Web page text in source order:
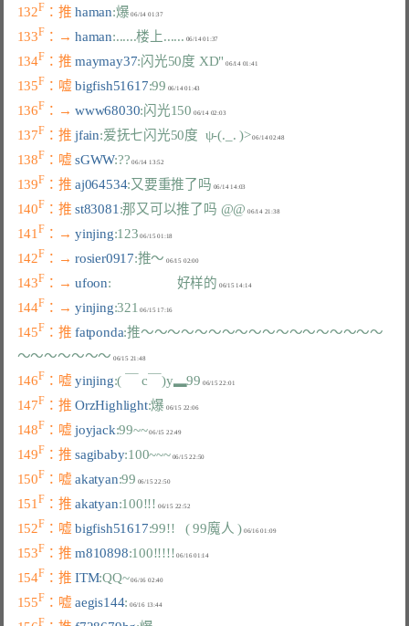
132F ：推 haman:爆 06/14 01:37
133F ：→ haman:......楼上......
134F ：推 maymay37:闪光50度 XD"
135F ：嘘 bigfish51617:99
136F ：→ www68030:闪光150 06/14 02:03
137F ：推 jfain:爱抚七闪光50度  ψ-(._. )>
138F ：嘘 sGWW:??
139F ：推 aj064534:又要重推了吗
140F ：推 st83081 :那又可以推了吗 @@ 06/14 21:38
141 F ：→ yinjing:123
142F ：→ rosier0917:推～ 06/15 02:00
143F ：→ ufoon:                   好样的 06/15 14:14
144F ：→ yinjing:321
145F ：推 fatponda:推～～～～～～～～～～～～～～～～～～
～～～～～～～
06/15 21:48
146F ：嘘 yinjing:( ￣ c￣)y▂99
147F ：推 OrzHighlight:爆 06/15 22:06
148F ：嘘 joyjack:99~~ 06/15 22:49
149F ：推 sagibaby:100~~~
150F ：嘘 akatyan:99 06/15 22:50
151 F ：推 akatyan:100!!!
152F ：嘘 bigfish51617:99!!   ( 99魔人 ) 06/16 01:09
153F ：推 m810898:100!!!!!
154F ：推 ITM:QQ~ 06/16 02:40
155F ：嘘 aegis144: 06/16 13:44
F